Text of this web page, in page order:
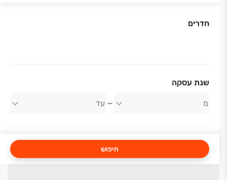
חדרים
שנת עסקה
חיפוש